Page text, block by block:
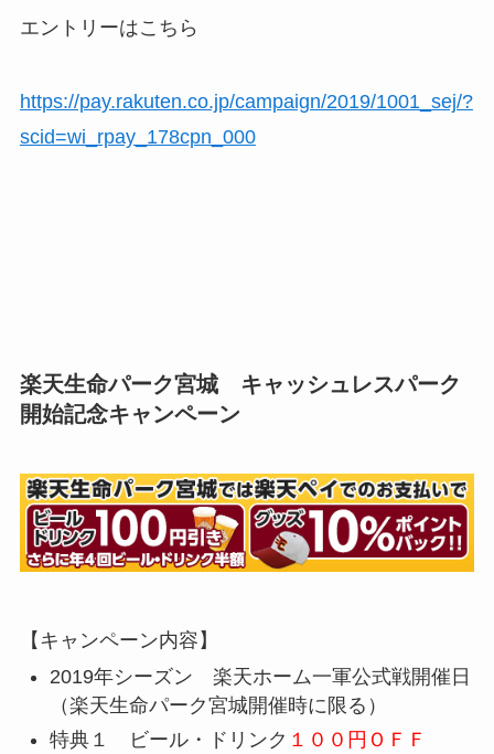
エントリーはこちら
https://pay.rakuten.co.jp/campaign/2019/1001_sej/?
scid=wi_rpay_178cpn_000
楽天生命パーク宮城 キャッシュレスパーク
開始記念キャンペーン
【キャンペーン内容】
2019年シーズン 楽天ホーム一軍公式戦開催日
（楽天生命パーク宮城開催時に限る）
特典１ ビール・ドリンク １００円ＯＦＦ